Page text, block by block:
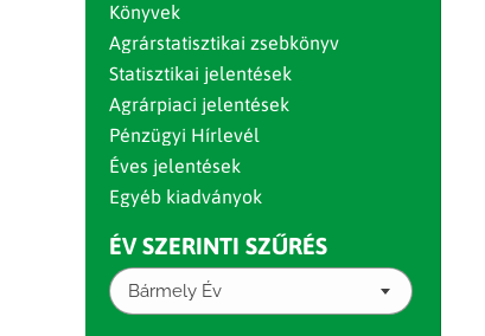
Könyvek
Agrárstatisztikai zsebkönyv
Statisztikai jelentések
Agrárpiaci jelentések
Pénzügyi Hírlevél
Éves jelentések
Egyéb kiadványok
ÉV SZERINTI SZŰRÉS
Bármely Év